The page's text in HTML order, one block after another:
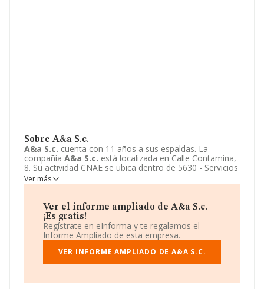
Sobre A&a S.c.
A&a S.c. cuenta con 11 años a sus espaldas. La
compañía A&a S.c. está localizada en Calle Contamina,
8. Su actividad CNAE se ubica dentro de 5630 - Servicios
de bebidas.
tiene un modelo de sociedad
Sociedad civil.
Ver más
Ver el informe ampliado de A&a S.c.
¡Es gratis!
Regístrate en eInforma y te regalamos el
Informe Ampliado de esta empresa.
VER INFORME AMPLIADO DE A&A S.C.